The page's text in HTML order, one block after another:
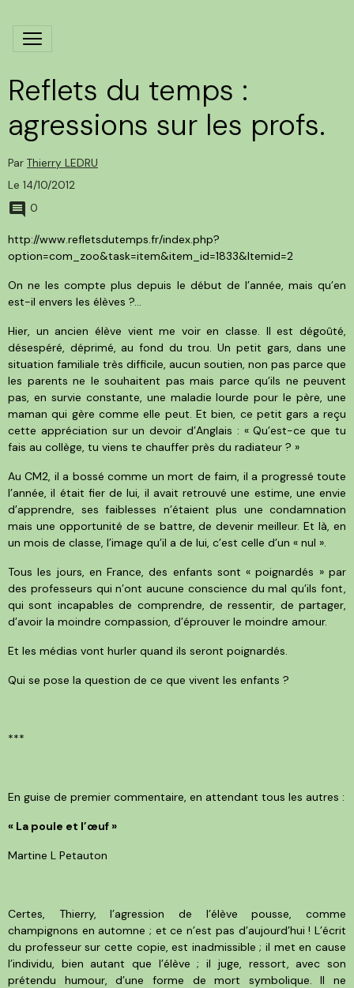
Reflets du temps :
agressions sur les profs.
Par Thierry LEDRU
Le 14/10/2012
0
http://www.refletsdutemps.fr/index.php?
option=com_zoo&task=item&item_id=1833&Itemid=2
On ne les compte plus depuis le début de l’année, mais qu’en
est-il envers les élèves ?…
Hier, un ancien élève vient me voir en classe. Il est dégoûté,
désespéré, déprimé, au fond du trou. Un petit gars, dans une
situation familiale très difficile, aucun soutien, non pas parce que
les parents ne le souhaitent pas mais parce qu’ils ne peuvent
pas, en survie constante, une maladie lourde pour le père, une
maman qui gère comme elle peut. Et bien, ce petit gars a reçu
cette appréciation sur un devoir d’Anglais : « Qu’est-ce que tu
fais au collège, tu viens te chauffer près du radiateur ? »
Au CM2, il a bossé comme un mort de faim, il a progressé toute
l’année, il était fier de lui, il avait retrouvé une estime, une envie
d’apprendre, ses faiblesses n’étaient plus une condamnation
mais une opportunité de se battre, de devenir meilleur. Et là, en
un mois de classe, l’image qu’il a de lui, c’est celle d’un « nul ».
Tous les jours, en France, des enfants sont « poignardés » par
des professeurs qui n’ont aucune conscience du mal qu’ils font,
qui sont incapables de comprendre, de ressentir, de partager,
d’avoir la moindre compassion, d’éprouver le moindre amour.
Et les médias vont hurler quand ils seront poignardés.
Qui se pose la question de ce que vivent les enfants ?
***
En guise de premier commentaire, en attendant tous les autres :
« La poule et l’œuf »
Martine L Petauton
Certes, Thierry, l’agression de l’élève pousse, comme
champignons en automne ; et ce n’est pas d’aujourd’hui ! L’écrit
du professeur sur cette copie, est inadmissible ; il met en cause
l’individu, bien autant que l’élève ; il juge, ressort, avec son
prétendu humour, d’une forme de mort symbolique. Il ne